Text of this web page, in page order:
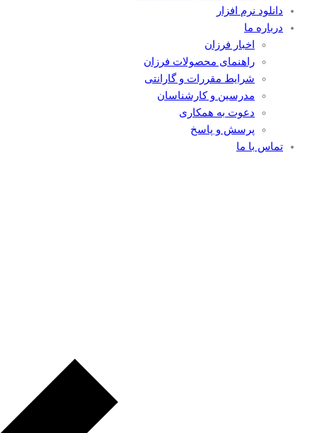
دانلود نرم افزار
درباره ما
اخبار فرزان
راهنمای محصولات فرزان
شرایط مقررات و گارانتی
مدرسین و کارشناسان
دعوت به همکاری
پرسش و پاسخ
تماس با ما